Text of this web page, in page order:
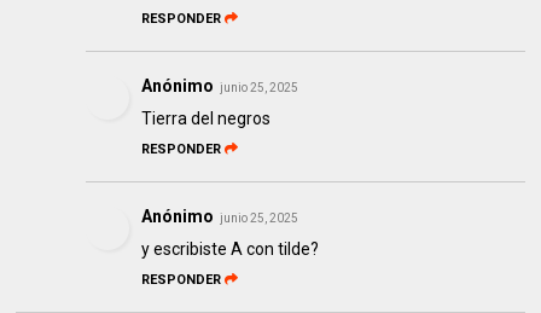
RESPONDER
Anónimo junio 25, 2025
Tierra del negros
RESPONDER
Anónimo junio 25, 2025
y escribiste A con tilde?
RESPONDER